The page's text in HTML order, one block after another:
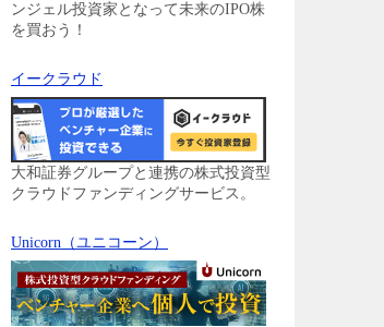
ンジェル投資家となって未来のIPO株
を買おう！
イークラウド
大和証券グループと連携の株式投資型
クラウドファンディングサービス。
Unicorn（ユニコーン）